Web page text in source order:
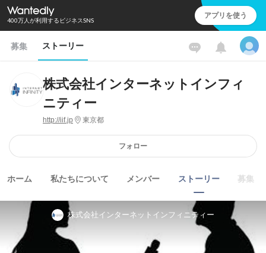
400万人が利用するビジネスSNS アプリを使う
募集 ストーリー
株式会社インターネットインフィ
ニティー
http://iif.jp 東京都
フォロー
ホーム 私たちについて メンバー ストーリー 募集
株式会社インターネットインフィニティー